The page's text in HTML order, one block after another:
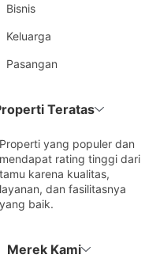
Bisnis
Keluarga
Pasangan
Teratas
Properti yang populer dan
mendapat rating tinggi dari
tamu karena kualitas,
layanan, dan fasilitasnya
yang baik.
Merek Kami